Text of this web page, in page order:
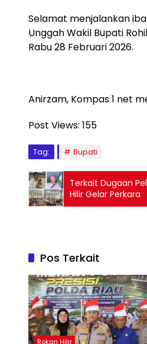
Selamat menjalankan
Unggah Wakil Bupati
Rabu 28 Februari 2026.
Anirzam, Kompas 1 net
Post Views: 155
Tag: Bupati
Terkait Dugaan
Hilir Gelar Perkara
Pos Terkait
Rokan Hilir